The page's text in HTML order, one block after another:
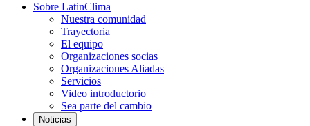
Sobre LatinClima
Nuestra comunidad
Trayectoria
El equipo
Organizaciones socias
Organizaciones Aliadas
Servicios
Video introductorio
Sea parte del cambio
Noticias